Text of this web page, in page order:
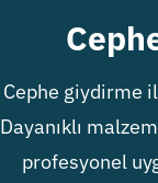
Cephe giydirme
Dayanıklı
profesyonel